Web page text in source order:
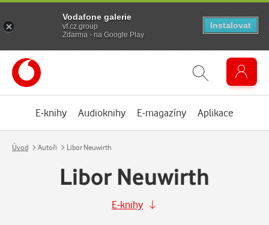
E-knihy Audioknihy E-magazíny Aplikace
Úvod Autoři Libor Neuwirth
Libor Neuwirth
E-knihy
Vodafone galerie
vf.cz.group
Zdarma - na Google Play
Instalovat